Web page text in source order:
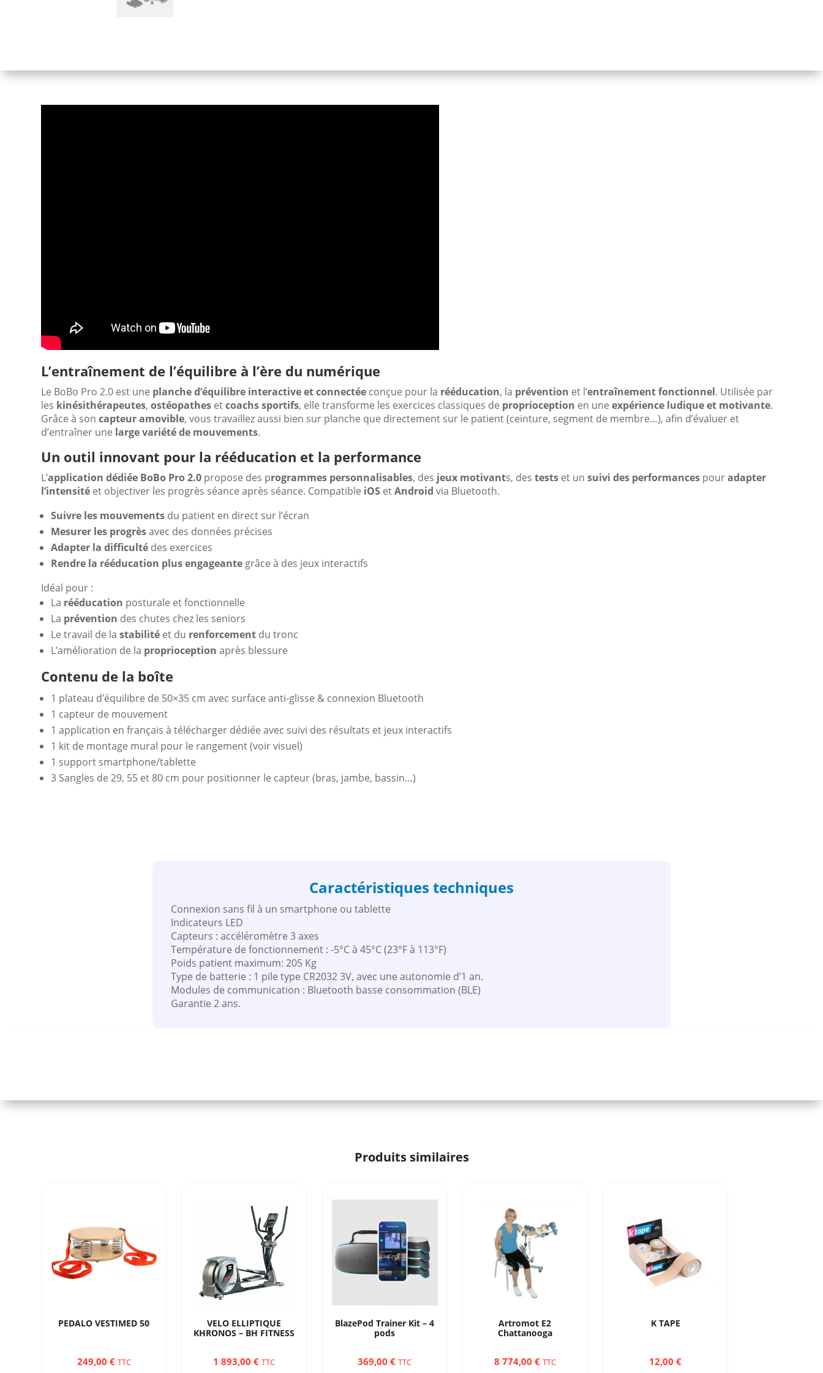
L’entraînement de l’équilibre à l’ère du numérique
Le BoBo Pro 2.0 est une planche d’équilibre interactive et connectée conçue pour la rééducation, la prévention et l’entraînement fonctionnel. Utilisée par
les kinésithérapeutes,ostéopathes etcoachs sportifs, elle transforme les exercices classiques de proprioception en uneexpérience ludique et motivante.
Grâce à soncapteur amovible, vous travaillez aussi bien sur planche que directement sur le patient (ceinture, segment de membre…), afin d’évaluer et
d’entraîner une large variété de mouvements.
Un outil innovant pour la rééducation et la performance
L’application dédiée BoBo Pro 2.0 propose des programmes personnalisables, des jeux motivants, destests et unsuivi des performances pouradapter
l’intensité et objectiver les progrès séance après séance. Compatible iOS etAndroid via Bluetooth.
Suivre les mouvements du patient en direct sur l’écran
Mesurer les progrèsavec des données précises
Adapter la difficulté des exercices
Rendre la rééducation plus engageante grâce à des jeux interactifs
Idéal pour :
La rééducation posturale et fonctionnelle
La prévention des chutes chez les seniors
Le travail de lastabilité et du renforcement du tronc
L’amélioration de la proprioception après blessure
Contenu de la boîte
1 plateau d’équilibre de 50×35 cm avec surface anti-glisse & connexion Bluetooth
1 capteur de mouvement
1 application en français à télécharger dédiée avec suivi des résultats et jeux interactifs
1 kit de montage mural pour le rangement (voir visuel)
1 support smartphone/tablette
3 Sangles de 29, 55 et 80 cm pour positionner le capteur (bras, jambe, bassin…)
Caractéristiques techniques
Connexion sans fil à un smartphone ou tablette
Indicateurs LED
Capteurs : accéléromètre 3 axes
Température de fonctionnement : -5°C à 45°C (23°F à 113°F)
Poids patient maximum: 205 Kg
Type de batterie : 1 pile type CR2032 3V, avec une autonomie d’1 an.
Modules de communication : Bluetooth basse consommation (BLE)
Garantie 2 ans.
Produits similaires
PEDALO VESTIMED 50
249,00 € TTC
VELO ELLIPTIQUE
KHRONOS – BH FITNESS
1 893,00€ TTC
BlazePod Trainer Kit – 4
pods
369,00€ TTC
Artromot E2
Chattanooga
8 774,00 € TTC
K TAPE
12,00€